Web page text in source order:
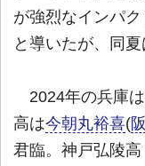
が強烈なインパ
と導いたが、同夏
2024年の兵庫
高は今朝丸裕喜(
君臨。神戸弘陵高